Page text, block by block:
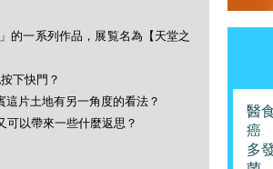
的一系列作品，展覧名為【天堂之
下快門？
片土地有另一角度的看法？
可以帶來一些什麼返思？
醫
癌
多